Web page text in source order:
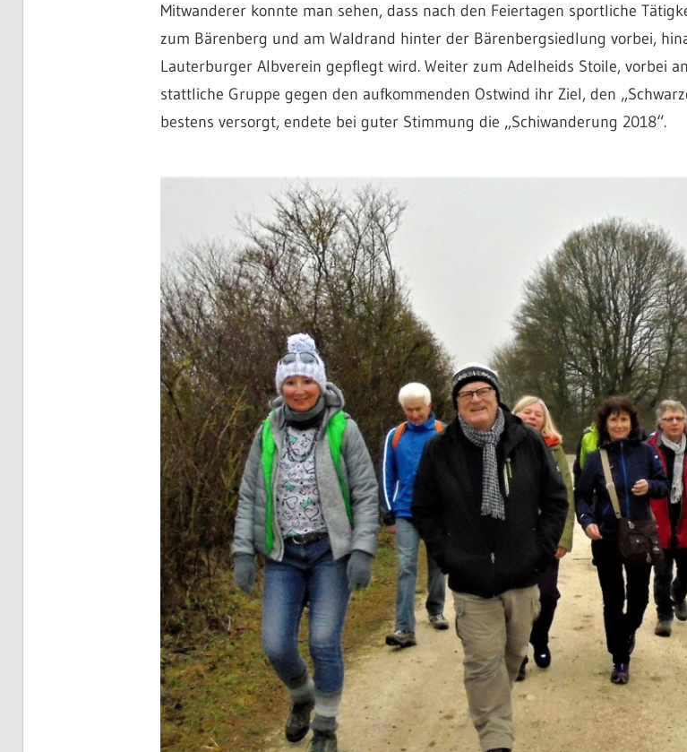
Mitwanderer konnte man sehen, dass nach den Feiertagen sportliche
zum Bärenberg und am Waldrand hinter der Bärenbergsiedlung vorbei,
Lauterburger Albverein gepflegt wird. Weiter zum Adelheids Stoile, vorbei
stattliche Gruppe gegen den aufkommenden Ostwind ihr Ziel, den
bestens versorgt, endete bei guter Stimmung die „Schiwanderung 2018“.